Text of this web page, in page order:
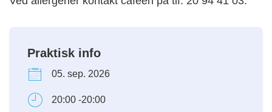
Praktisk info
05. sep. 2026
20:00 -20:00